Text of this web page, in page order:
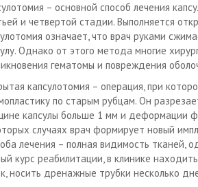
– основной способ лечения
и четвертой стадии. Выполняется
означает, что врач руками
Однако от этого метода многие
гематомы и повреждения
капсулотомия – операция, при
по старым рубцам. Он
капсулы больше 1 мм и деформации
случаях врач формирует новый
лечения – полная видимость тканей,
курс реабилитации, в клинике
носить дренажные трубки несколько